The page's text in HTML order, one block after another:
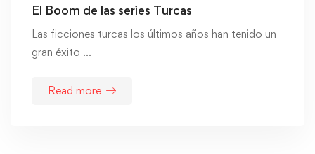
El Boom de las series Turcas
Las ficciones turcas los últimos años han tenido un
gran éxito …
Read more